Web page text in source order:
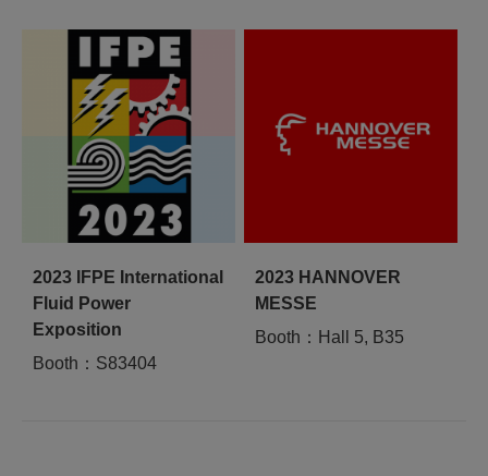
2023 IFPE International
Fluid Power
Exposition
Booth：S83404
2023 HANNOVER
MESSE
Booth：Hall 5, B35